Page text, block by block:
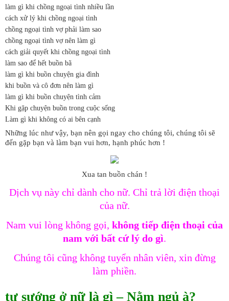
làm gì khi chồng ngoại tình nhiều lần
cách xử lý khi chồng ngoại tình
chồng ngoại tình vợ phải làm sao
chồng ngoại tình vợ nên làm gì
cách giải quyết khi chồng ngoại tình
làm sao để hết buồn bã
làm gì khi buồn chuyện gia đình
khi buồn và cô đơn nên làm gì
làm gì khi buồn chuyện tình cảm
Khi gặp chuyện buồn trong cuộc sống
Làm gì khi không có ai bên cạnh
Những lúc như vậy, bạn nên gọi ngay cho chúng tôi, chúng tôi sẽ
đến gặp bạn và làm bạn vui hơn, hạnh phúc hơn !
Xua tan buồn chán !
Dịch vụ này chỉ dành cho nữ. Chỉ trả lời điện thoại
của nữ.
Nam vui lòng không gọi, không tiếp điện thoại của
nam với bất cứ lý do gì.
Chúng tôi cũng không tuyển nhân viên, xin đừng
làm phiền.
tự sướng ở nữ là gì – Nằm ngủ à?